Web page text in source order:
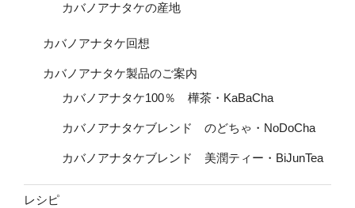
カバノアナタケの産地
カバノアナタケ回想
カバノアナタケ製品のご案内
カバノアナタケ100％ 樺茶・KaBaCha
カバノアナタケブレンド のどちゃ・NoDoCha
カバノアナタケブレンド 美潤ティー・BiJunTea
レシピ